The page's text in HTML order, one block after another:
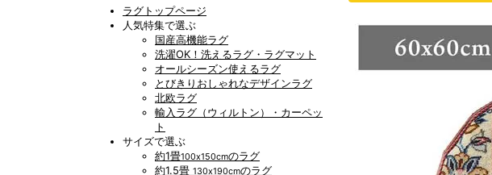
ラグトップページ
人気特集で選ぶ
国産高機能ラグ
洗濯OK！洗えるラグ・ラグマット
オールシーズン使えるラグ
とびきりおしゃれなデザインラグ
北欧ラグ
輸入ラグ（ウィルトン）・カーペッ
ト
サイズで選ぶ
約1畳100x150cmのラグ
約1.5畳 130x190cmのラグ